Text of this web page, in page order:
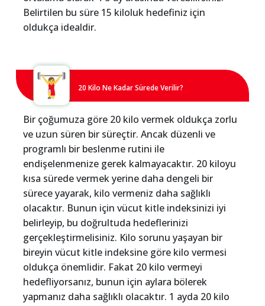
Belirtilen bu süre 15 kiloluk hedefiniz için
oldukça idealdir.
20 Kilo Ne Kadar Sürede Verilir?
Bir çoğumuza göre 20 kilo vermek oldukça zorlu
ve uzun süren bir süreçtir. Ancak düzenli ve
programlı bir beslenme rutini ile
endişelenmenize gerek kalmayacaktır. 20 kiloyu
kısa sürede vermek yerine daha dengeli bir
sürece yayarak, kilo vermeniz daha sağlıklı
olacaktır. Bunun için vücut kitle indeksinizi iyi
belirleyip, bu doğrultuda hedeflerinizi
gerçekleştirmelisiniz. Kilo sorunu yaşayan bir
bireyin vücut kitle indeksine göre kilo vermesi
oldukça önemlidir. Fakat 20 kilo vermeyi
hedefliyorsanız, bunun için aylara bölerek
yapmanız daha sağlıklı olacaktır. 1 ayda 20 kilo